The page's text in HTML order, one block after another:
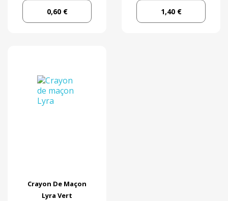
0,60 € 1,40 €
Crayon De Maçon
Lyra Vert